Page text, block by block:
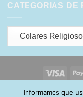
CATEGORIAS DE
Colares
Visa
HOME SOBRE
Informamos que